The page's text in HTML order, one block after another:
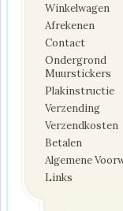
Winkelwagen
Afrekenen
Contact
Ondergrond
Muurstickers
Plakinstructie
Verzending
Verzendkosten
Betalen
Algemene
Links